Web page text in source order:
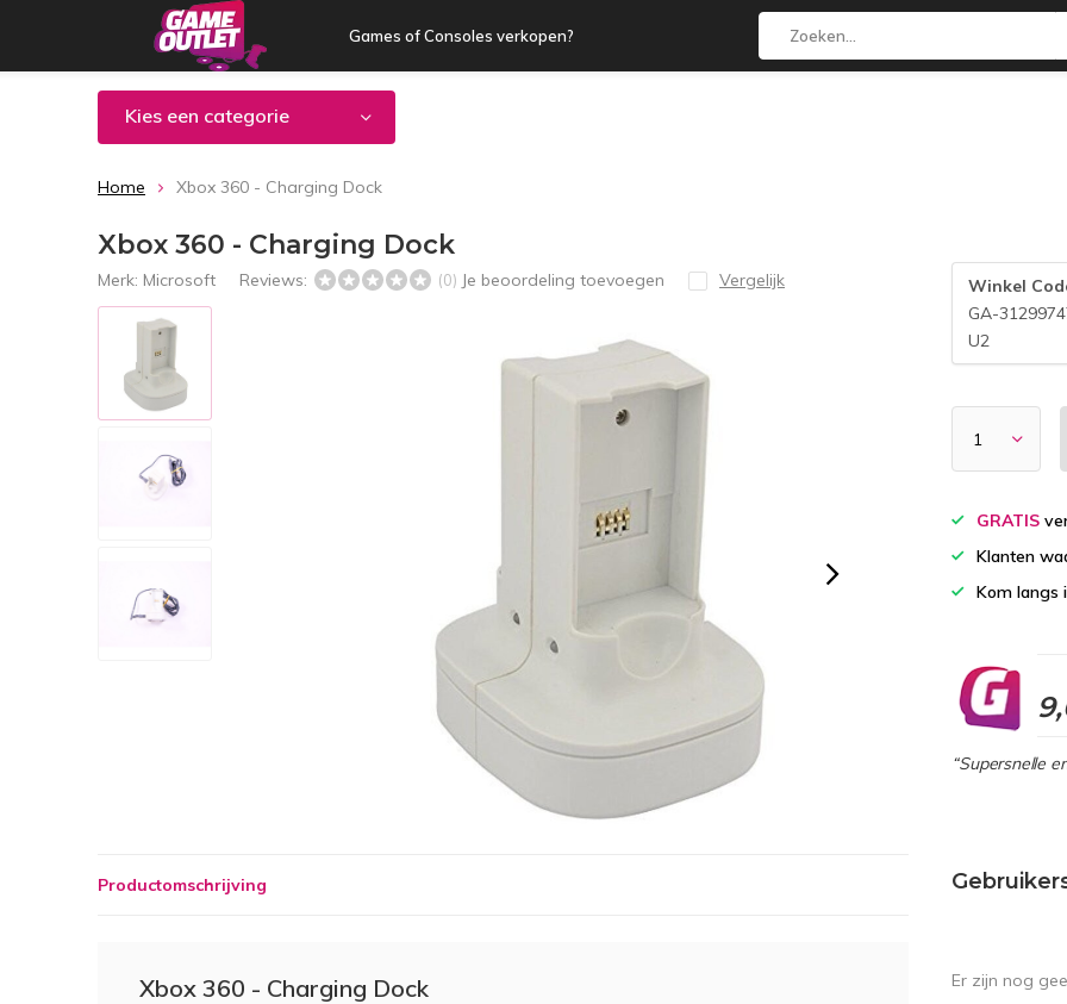
Games of Consoles verkopen?
Kies een categorie
Home Xbox 360 - Charging Dock
Xbox 360 - Charging Dock
Merk: Microsoft Reviews: (0) Je beoordeling toevoegen Vergelijk
Winkel
GA-
U2
GRATIS
Klanten
Kom langs
“Supersnelle
Productomschrijving
Xbox 360 - Charging Dock Er zijn nog